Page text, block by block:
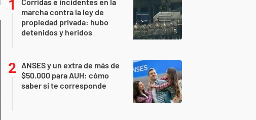
marcha contra la ley de
propiedad privada: hubo
detenidos y heridos
ANSES y un extra de más de
$50.000 para AUH: cómo
saber si te corresponde